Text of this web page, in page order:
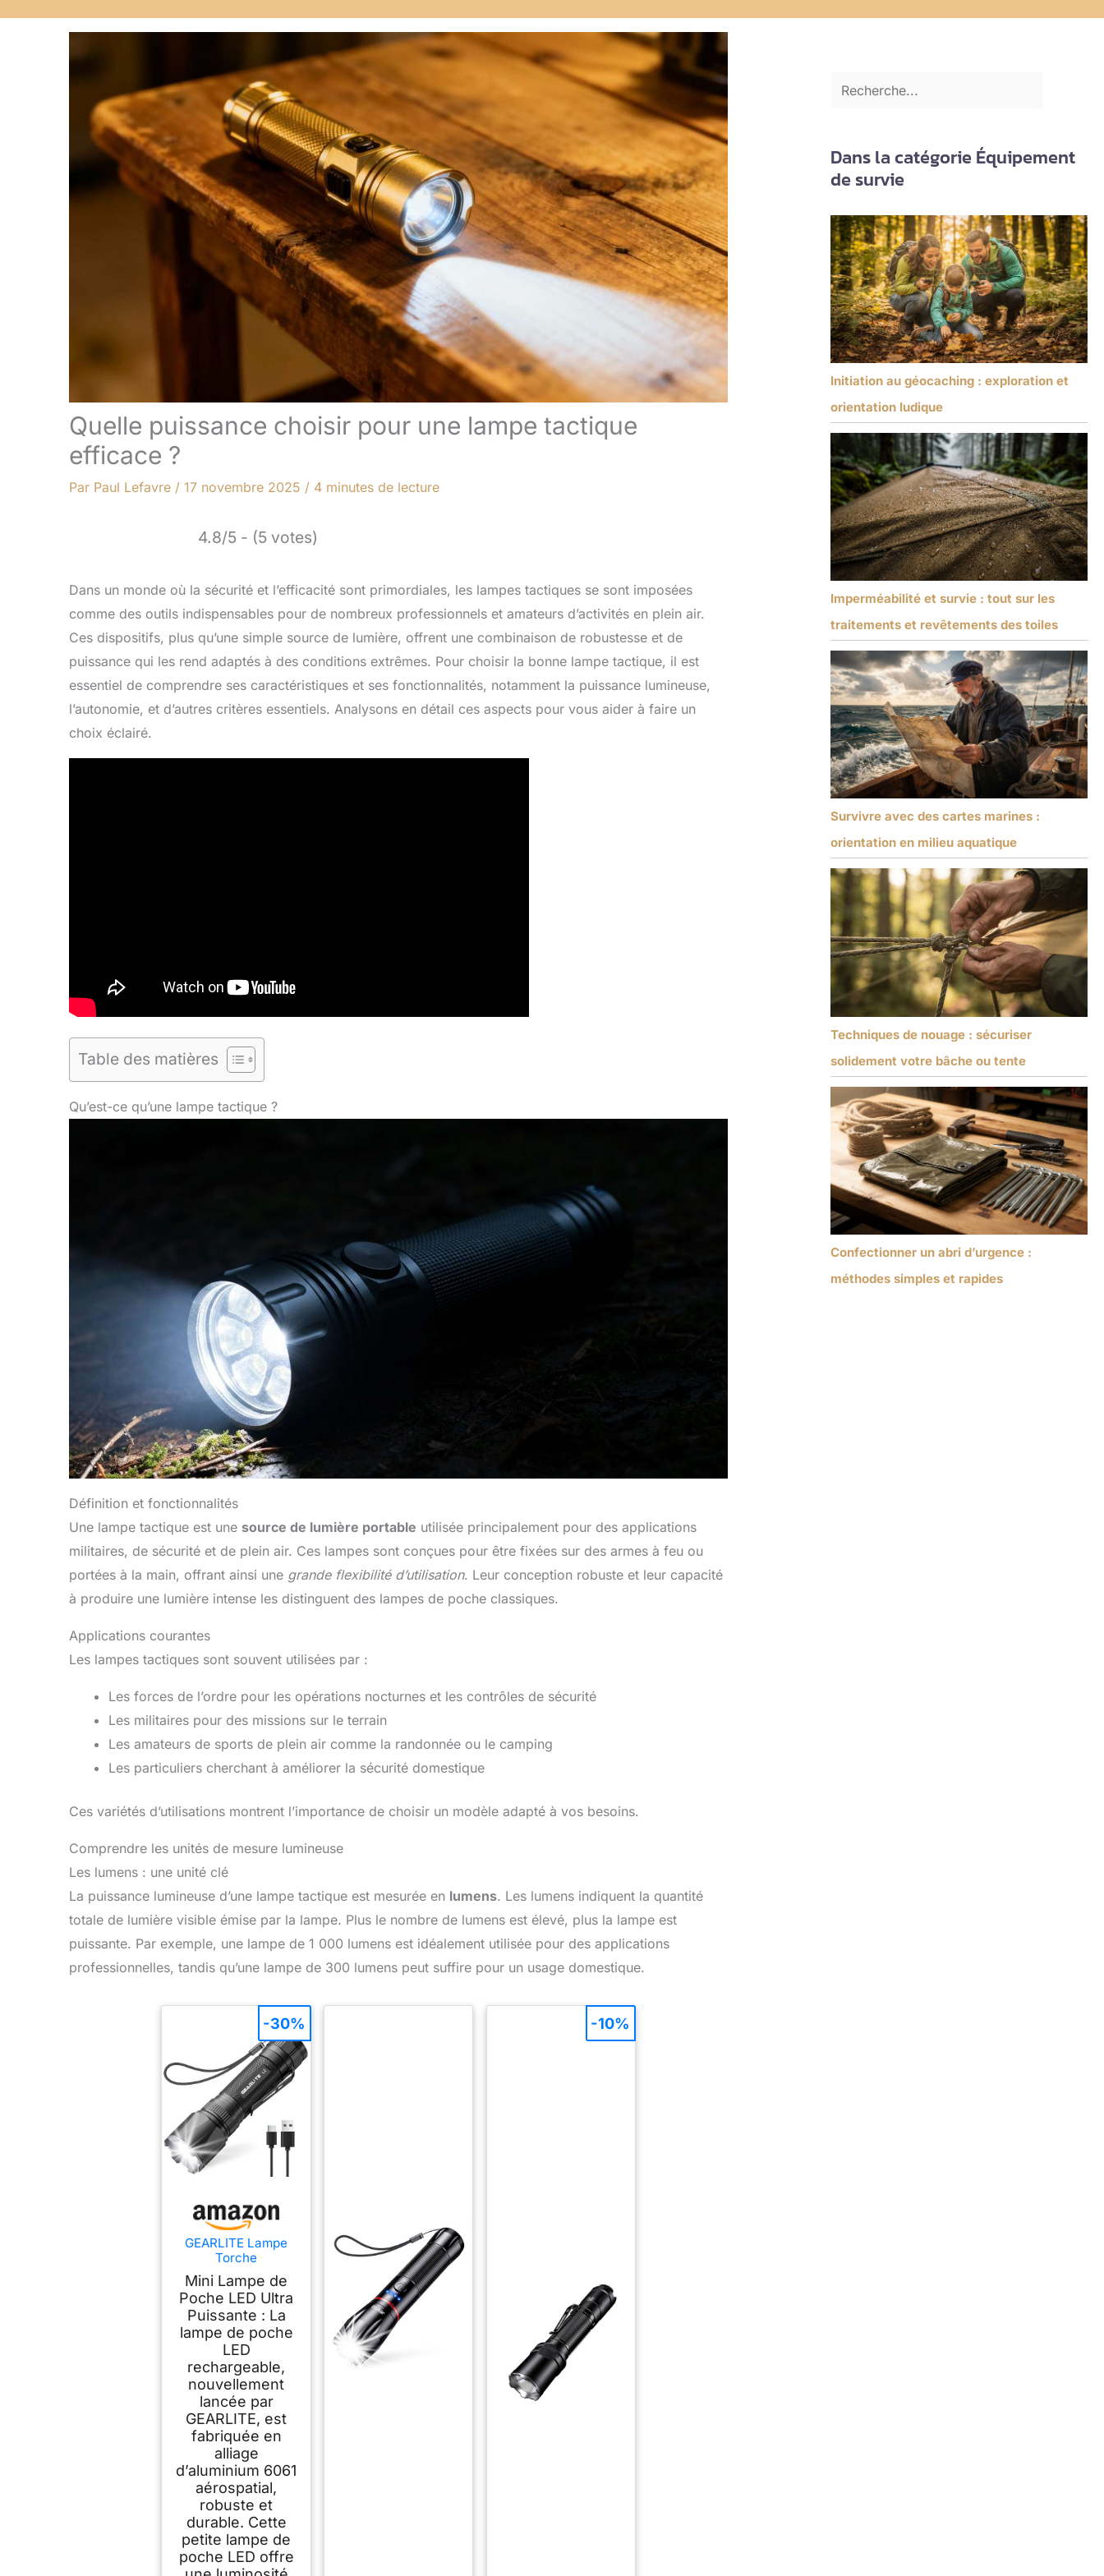
Quelle puissance choisir pour une lampe tactique
efficace ?
Par Paul Lefavre / 17 novembre 2025 / 4 minutes de lecture
4.8/5 - (5 votes)
Dans un monde où la sécurité et l’efficacité sont primordiales, les lampes tactiques se sont imposées
comme des outils indispensables pour de nombreux professionnels et amateurs d’activités en plein air.
Ces dispositifs, plus qu’une simple source de lumière, offrent une combinaison de robustesse et de
puissance qui les rend adaptés à des conditions extrêmes. Pour choisir la bonne lampe tactique, il est
essentiel de comprendre ses caractéristiques et ses fonctionnalités, notamment la puissance lumineuse,
l’autonomie, et d’autres critères essentiels. Analysons en détail ces aspects pour vous aider à faire un
choix éclairé.
Table des matières
Qu’est-ce qu’une lampe tactique ?
Définition et fonctionnalités
Une lampe tactique est une source de lumière portable utilisée principalement pour des applications
militaires, de sécurité et de plein air. Ces lampes sont conçues pour être fixées sur des armes à feu ou
portées à la main, offrant ainsi une grande flexibilité d’utilisation. Leur conception robuste et leur capacité
à produire une lumière intense les distinguent des lampes de poche classiques.
Applications courantes
Les lampes tactiques sont souvent utilisées par :
Les forces de l’ordre pour les opérations nocturnes et les contrôles de sécurité
Les militaires pour des missions sur le terrain
Les amateurs de sports de plein air comme la randonnée ou le camping
Les particuliers cherchant à améliorer la sécurité domestique
Ces variétés d’utilisations montrent l’importance de choisir un modèle adapté à vos besoins.
Comprendre les unités de mesure lumineuse
Les lumens : une unité clé
La puissance lumineuse d’une lampe tactique est mesurée en lumens. Les lumens indiquent la quantité
totale de lumière visible émise par la lampe. Plus le nombre de lumens est élevé, plus la lampe est
puissante. Par exemple, une lampe de 1 000 lumens est idéalement utilisée pour des applications
professionnelles, tandis qu’une lampe de 300 lumens peut suffire pour un usage domestique.
GEARLITE Lampe
Torche
Rechargeable,
3000LM Mini Lampe
de Poche Tactique
LED Ultra Puissante
Rechargeable
Zoomable avec 3
Modes D'éclairage,
IP65 Étanche
Longue Portée LED
Flashlight pour
Camping
Mini Lampe de
Poche LED Ultra
Puissante : La
lampe de poche
LED
rechargeable,
nouvellement
lancée par
GEARLITE, est
fabriquée en
alliage
d’aluminium 6061
aérospatial,
robuste et
durable. Cette
petite lampe de
poche LED offre
-30% -10%
Dans la catégorie Équipement
de survie
Initiation au géocaching : exploration et
orientation ludique
Imperméabilité et survie : tout sur les
traitements et revêtements des toiles
Survivre avec des cartes marines :
orientation en milieu aquatique
Techniques de nouage : sécuriser
solidement votre bâche ou tente
Confectionner un abri d’urgence :
méthodes simples et rapides